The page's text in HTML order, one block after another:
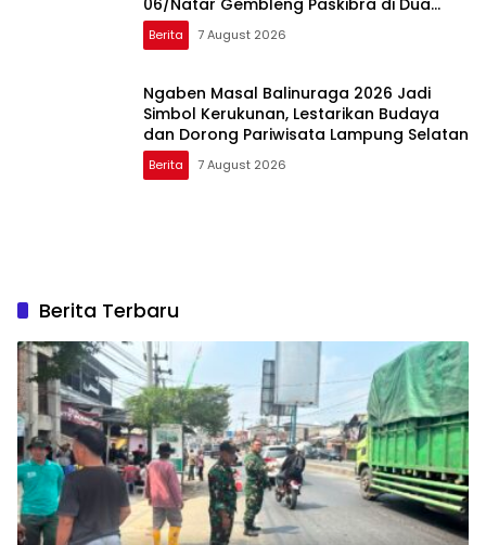
06/Natar Gembleng Paskibra di Dua
Kecamatan Jelang HUT RI ke-81
Berita 7 August 2026
Ngaben Masal Balinuraga 2026 Jadi
Simbol Kerukunan, Lestarikan Budaya
dan Dorong Pariwisata Lampung Selatan
Berita 7 August 2026
Berita Terbaru